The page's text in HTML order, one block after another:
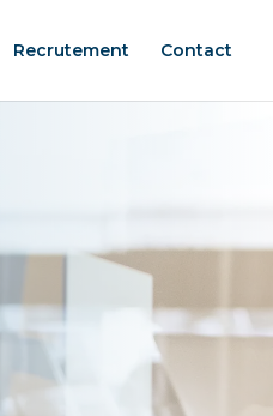
Recrutement Contact